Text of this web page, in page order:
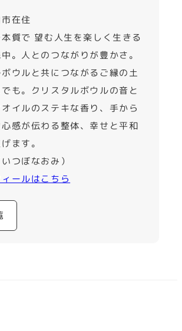
在住
質で 望む人生を楽しく生きる
。人とのつながりが豊かさ。
ウルと共につながるご縁の土
も。クリスタルボウルの音と
イルのステキな香り、手から
感が伝わる整体、幸せと平和
ます。
つぼなおみ）
ールはこちら